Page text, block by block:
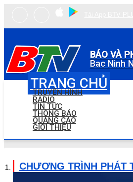
BÁO VÀ
Bac Ninh
TRANG CHỦ
TRUYỀN HÌNH
RADIO
TIN TỨC
THÔNG BÁO
QUẢNG CÁO
GIỚI THIỆU
CHƯƠNG TRÌNH PHÁT